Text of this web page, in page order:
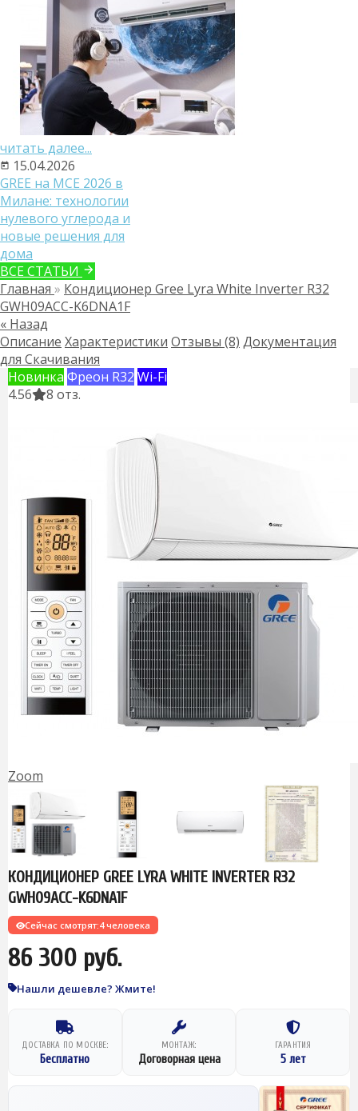
читать далее...
15.04.2026
GREE на MCE 2026 в
Милане: технологии
нулевого углерода и
новые решения для
дома
ВСЕ СТАТЬИ
Главная » Кондиционер Gree Lyra White Inverter R32
GWH09ACC-K6DNA1F
« Назад
Описание Характеристики Отзывы (8) Документация
для Скачивания
Новинка Фреон R32 Wi-Fi
4.56
8 отз.
Zoom
КОНДИЦИОНЕР GREE LYRA WHITE INVERTER R32
GWH09ACC-K6DNA1F
Сейчас смотрят:4 человека
86 300 руб.
Нашли дешевле? Жмите!
ДОСТАВКА ПО МОСКВЕ:
Бесплатно
МОНТАЖ:
Договорная цена
ГАРАНТИЯ
5 лет